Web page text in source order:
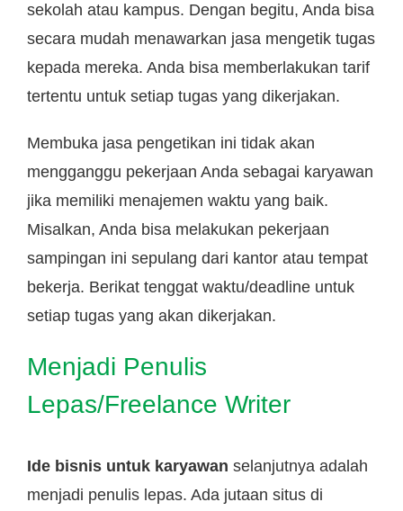
sekolah atau kampus. Dengan begitu, Anda bisa
secara mudah menawarkan jasa mengetik tugas
kepada mereka. Anda bisa memberlakukan tarif
tertentu untuk setiap tugas yang dikerjakan.
Membuka jasa pengetikan ini tidak akan
mengganggu pekerjaan Anda sebagai karyawan
jika memiliki menajemen waktu yang baik.
Misalkan, Anda bisa melakukan pekerjaan
sampingan ini sepulang dari kantor atau tempat
bekerja. Berikat tenggat waktu/deadline untuk
setiap tugas yang akan dikerjakan.
Menjadi Penulis
Lepas/Freelance Writer
Ide bisnis untuk karyawan selanjutnya adalah
menjadi penulis lepas. Ada jutaan situs di